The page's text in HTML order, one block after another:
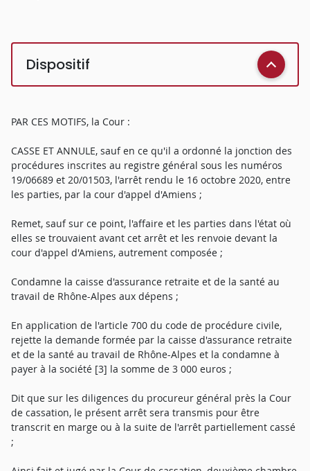
Dispositif
PAR CES MOTIFS, la Cour :
CASSE ET ANNULE, sauf en ce qu'il a ordonné la jonction des
procédures inscrites au registre général sous les numéros
19/06689 et 20/01503, l'arrêt rendu le 16 octobre 2020, entre
les parties, par la cour d'appel d'Amiens ;
Remet, sauf sur ce point, l'affaire et les parties dans l'état où
elles se trouvaient avant cet arrêt et les renvoie devant la
cour d'appel d'Amiens, autrement composée ;
Condamne la caisse d'assurance retraite et de la santé au
travail de Rhône-Alpes aux dépens ;
En application de l'article 700 du code de procédure civile,
rejette la demande formée par la caisse d'assurance retraite
et de la santé au travail de Rhône-Alpes et la condamne à
payer à la société [3] la somme de 3 000 euros ;
Dit que sur les diligences du procureur général près la Cour
de cassation, le présent arrêt sera transmis pour être
transcrit en marge ou à la suite de l'arrêt partiellement cassé
;